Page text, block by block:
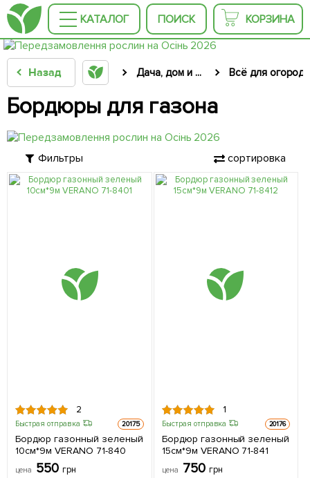
КАТАЛОГ ПОИСК КОРЗИНА
Назад Дача, дом и ... Всё для огорода
Бордюры для газона
Фильтры сортировка
2
Быстрая отправка 20175
Бордюр газонный зеленый
10см*9м VERANO 71-840
цена 550 грн
1
Быстрая отправка 20176
Бордюр газонный зеленый
15см*9м VERANO 71-841
цена 750 грн